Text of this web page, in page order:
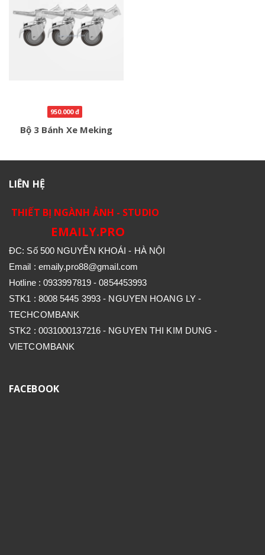
950.000 đ
Bộ 3 Bánh Xe Meking
LIÊN HỆ
THIẾT BỊ NGÀNH ẢNH - STUDIO
EMAILY.PRO
ĐC: Số 500 NGUYỄN KHOÁI - HÀ NỘI
Email : emaily.pro88@gmail.com
Hotline : 0933997819 - 0854453993
STK1 : 8008 5445 3993 - NGUYEN HOANG LY -
TECHCOMBANK
STK2 : 0031000137216 - NGUYEN THI KIM DUNG -
VIETCOMBANK
FACEBOOK